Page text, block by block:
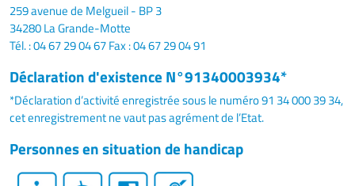
259 avenue de Melgueil - BP 3
34280 La Grande-Motte
Tél. : 04 67 29 04 67Fax : 04 67 29 04 91
Déclaration d'existence N°91340003934*
*Déclaration d’activité enregistrée sous le numéro 91 34 000 39 34,
cet enregistrement ne vaut pas agrément de l’Etat.
Personnes en situation de handicap